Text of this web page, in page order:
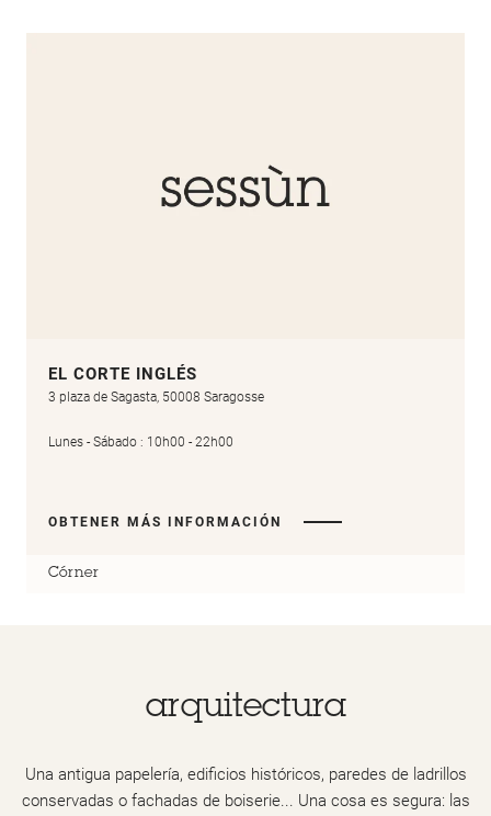
EL CORTE INGLÉS
3 plaza de Sagasta, 50008 Saragosse
Lunes - Sábado : 10h00 - 22h00
OBTENER MÁS INFORMACIÓN
Córner
arquitectura
Una antigua papelería, edificios históricos, paredes de ladrillos
conservadas o fachadas de boiserie... Una cosa es segura: las